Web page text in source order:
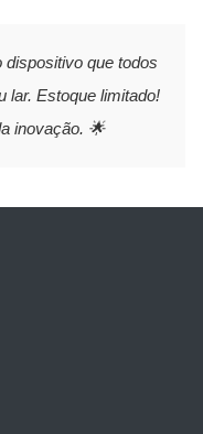
dispositivo que todos
lar. Estoque limitado!
inovação. 🌟